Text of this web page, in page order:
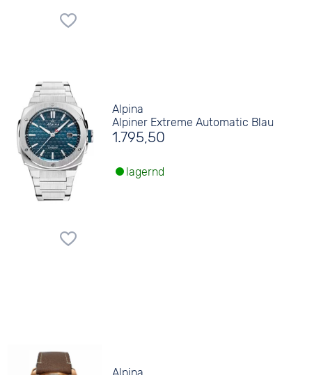
Alpina
Alpiner Extreme Automatic Blau
1.795,50
lagernd